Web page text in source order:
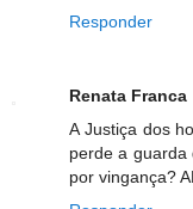
Responder
Renata Franca
A Justiça dos
perde a guarda
por vingança?